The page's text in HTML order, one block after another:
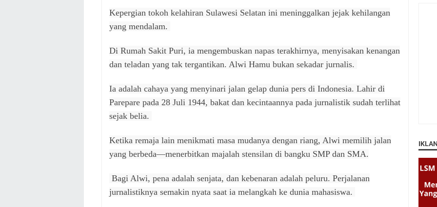
Kepergian tokoh kelahiran Sulawesi Selatan ini meninggalkan jejak kehilangan
yang mendalam.
Di Rumah Sakit Puri, ia mengembuskan napas terakhirnya, menyisakan kenangan
dan teladan yang tak tergantikan. Alwi Hamu bukan sekadar jurnalis.
Ia adalah cahaya yang menyinari jalan gelap dunia pers di Indonesia. Lahir di
Parepare pada 28 Juli 1944, bakat dan kecintaannya pada jurnalistik sudah terlihat
sejak belia.
Ketika remaja lain menikmati masa mudanya dengan riang, Alwi memilih jalan
yang berbeda—menerbitkan majalah stensilan di bangku SMP dan SMA.
Bagi Alwi, pena adalah senjata, dan kebenaran adalah peluru. Perjalanan
jurnalistiknya semakin nyata saat ia melangkah ke dunia mahasiswa.